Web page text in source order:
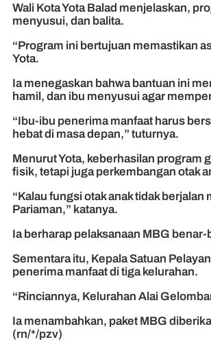
Wali Kota Yota Balad menjelaskan,
menyusui, dan balita.
“Program ini bertujuan memastikan
Yota.
Ia menegaskan bahwa bantuan ini
hamil, dan ibu menyusui agar
“Ibu-ibu penerima manfaat harus
hebat di masa depan,” tuturnya.
Menurut Yota, keberhasilan program
fisik, tetapi juga perkembangan otak
“Kalau fungsi otak anak tidak
Pariaman,” katanya.
Ia berharap pelaksanaan MBG
Sementara itu, Kepala Satuan
penerima manfaat di tiga kelurahan.
“Rinciannya, Kelurahan Alai
Ia menambahkan, paket MBG
(rn/*/pzv)